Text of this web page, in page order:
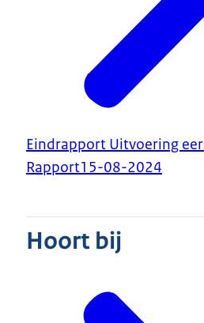
Eindrapport Uitvoering
Rapport15-08-2024
Hoort bij